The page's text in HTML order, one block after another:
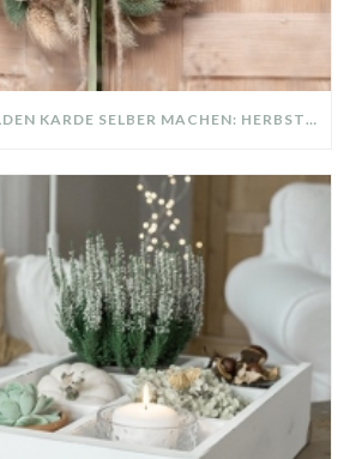
KRANZ AUS WILDEN KARDE SELBER MACHEN: HERBSTDEKO GANZ EINFACH